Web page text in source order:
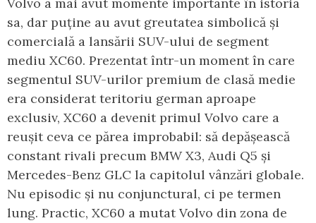
Volvo a mai avut momente importante în istoria
sa, dar puține au avut greutatea simbolică și
comercială a lansării SUV-ului de segment
mediu XC60. Prezentat într-un moment în care
segmentul SUV-urilor premium de clasă medie
era considerat teritoriu german aproape
exclusiv, XC60 a devenit primul Volvo care a
reușit ceva ce părea improbabil: să depășească
constant rivali precum BMW X3, Audi Q5 și
Mercedes-Benz GLC la capitolul vânzări globale.
Nu episodic și nu conjunctural, ci pe termen
lung. Practic, XC60 a mutat Volvo din zona de